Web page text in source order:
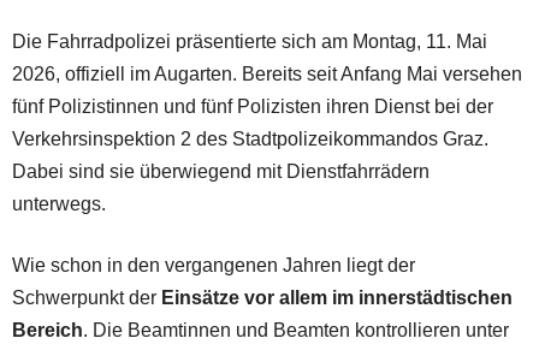
Die Fahrradpolizei präsentierte sich am Montag, 11. Mai
2026, offiziell im Augarten. Bereits seit Anfang Mai versehen
fünf Polizistinnen und fünf Polizisten ihren Dienst bei der
Verkehrsinspektion 2 des Stadtpolizeikommandos Graz.
Dabei sind sie überwiegend mit Dienstfahrrädern
unterwegs.
Wie schon in den vergangenen Jahren liegt der
Schwerpunkt der Einsätze vor allem im innerstädtischen
Bereich. Die Beamtinnen und Beamten kontrollieren unter